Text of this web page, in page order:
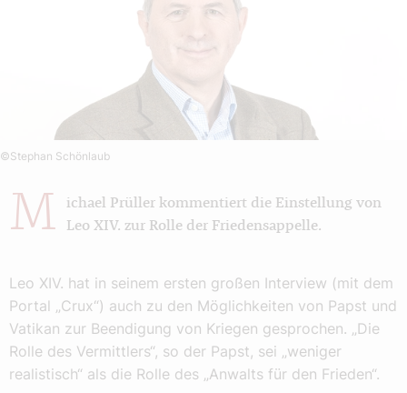
©Stephan Schönlaub
M
ichael Prüller kommentiert die Einstellung von
Leo XIV. zur Rolle der Friedensappelle.
Leo XIV. hat in seinem ersten großen Interview (mit dem
Portal „Crux“) auch zu den Möglichkeiten von Papst und
Vatikan zur Beendigung von Kriegen gesprochen. „Die
Rolle des Vermittlers“, so der Papst, sei „weniger
realistisch“ als die Rolle des „Anwalts für den Frieden“.